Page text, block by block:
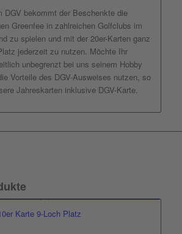
DGV bekommt der Beschenkte die
Greenfee in zahlreichen Golfclubs im
zu spielen und mit der 20er-Karten ganz
jederzeit zu nutzen. Möchte Ihr
unbegrenzt bei uns seinem Hobby
Vorteile des DGV-Ausweises nutzen, so
Jahreskarten inklusive DGV-Karte.
Karte 9-Loch Platz